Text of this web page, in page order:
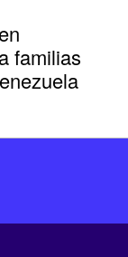
familias